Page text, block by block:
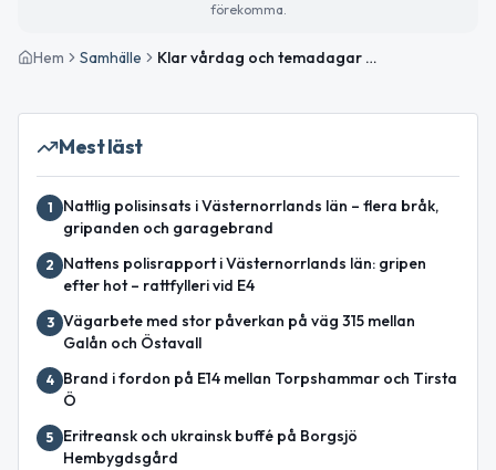
förekomma.
Hem Samhälle Klar vårdag och temadagar med fokus på hälsa och tradition
Mest läst
1
Nattlig polisinsats i Västernorrlands län – flera bråk,
gripanden och garagebrand
2
Nattens polisrapport i Västernorrlands län: gripen
efter hot – rattfylleri vid E4
3 Vägarbete med stor påverkan på väg 315 mellan
Galån och Östavall
4
Brand i fordon på E14 mellan Torpshammar och Tirsta
Ö
5
Eritreansk och ukrainsk buffé på Borgsjö
Hembygdsgård